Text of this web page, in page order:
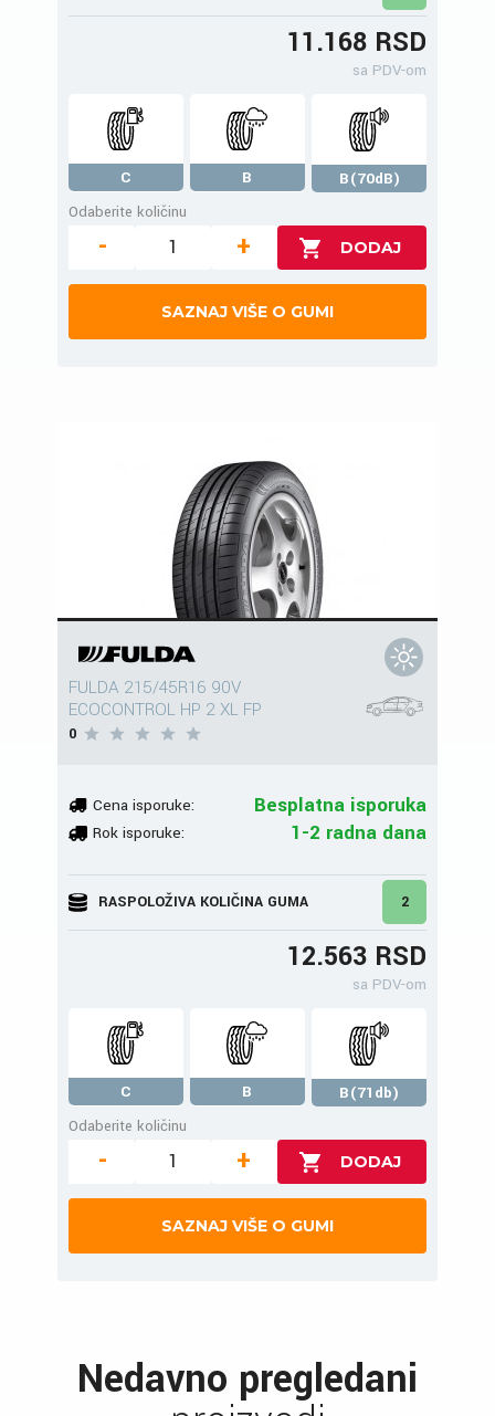
11.168 RSD
sa PDV-om
C B
B(70dB)
Odaberite količinu
- +
SAZNAJ VIŠE O GUMI
FULDA 215/45R16 90V
ECOCONTROL HP 2 XL FP
0
Cena isporuke: Besplatna isporuka
Rok isporuke: 1-2 radna dana
RASPOLOŽIVA KOLIČINA GUMA 2
12.563 RSD
sa PDV-om
C B
B(71db)
Odaberite količinu
- +
SAZNAJ VIŠE O GUMI
Nedavno pregledani